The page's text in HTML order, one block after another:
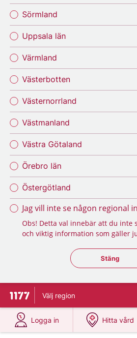
Sörmland
Uppsala län
Värmland
Västerbotten
Västernorrland
Västmanland
Västra Götaland
Örebro län
Östergötland
Jag vill inte se någon regional
Obs! Detta val innebär att du inte
och viktig information som gäller
Stäng
Stäng
Till startsidan för 1177
Välj region
Logga in
på 1177.se
Hitta vård
på